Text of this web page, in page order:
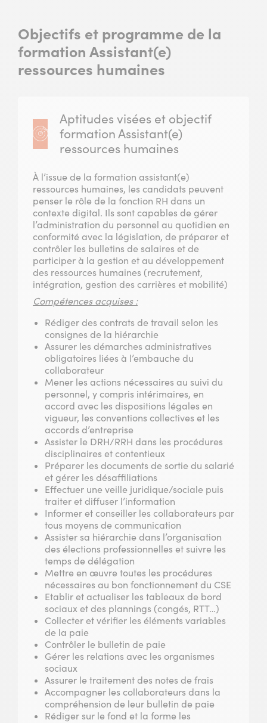
Objectifs et programme de la
formation Assistant(e)
ressources humaines
Aptitudes visées et objectif
formation Assistant(e)
ressources humaines
À l’issue de la formation assistant(e)
ressources humaines, les candidats peuvent
penser le rôle de la fonction RH dans un
contexte digital. Ils sont capables de gérer
l’administration du personnel au quotidien en
conformité avec la législation, de préparer et
contrôler les bulletins de salaires et de
participer à la gestion et au développement
des ressources humaines (recrutement,
intégration, gestion des carrières et mobilité)
Compétences acquises :
Rédiger des contrats de travail selon les
consignes de la hiérarchie
Assurer les démarches administratives
obligatoires liées à l’embauche du
collaborateur
Mener les actions nécessaires au suivi du
personnel, y compris intérimaires, en
accord avec les dispositions légales en
vigueur, les conventions collectives et les
accords d’entreprise
Assister le DRH/RRH dans les procédures
disciplinaires et contentieux
Préparer les documents de sortie du salarié
et gérer les désaffiliations
Effectuer une veille juridique/sociale puis
traiter et diffuser l’information
Informer et conseiller les collaborateurs par
tous moyens de communication
Assister sa hiérarchie dans l’organisation
des élections professionnelles et suivre les
temps de délégation
Mettre en œuvre toutes les procédures
nécessaires au bon fonctionnement du CSE
Etablir et actualiser les tableaux de bord
sociaux et des plannings (congés, RTT…)
Collecter et vérifier les éléments variables
de la paie
Contrôler le bulletin de paie
Gérer les relations avec les organismes
sociaux
Assurer le traitement des notes de frais
Accompagner les collaborateurs dans la
compréhension de leur bulletin de paie
Rédiger sur le fond et la forme les